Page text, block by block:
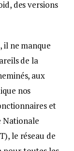
des versions
il ne manque
de la
aux
nos
et
Nationale
le réseau de